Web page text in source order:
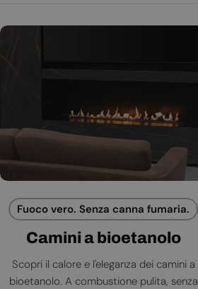
Fuoco vero. Senza canna fumaria.
Camini a bioetanolo
Scopri il calore e l'eleganza dei camini a
bioetanolo. A combustione pulita, senza